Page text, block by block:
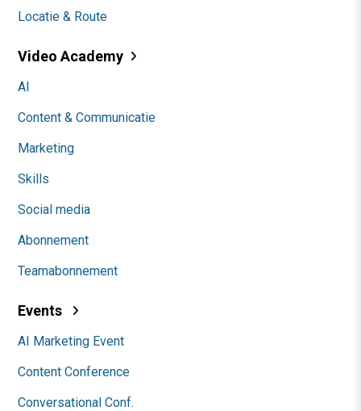
Locatie & Route
Video Academy
AI
Content & Communicatie
Marketing
Skills
Social media
Abonnement
Teamabonnement
Events
AI Marketing Event
Content Conference
Conversational Conf.